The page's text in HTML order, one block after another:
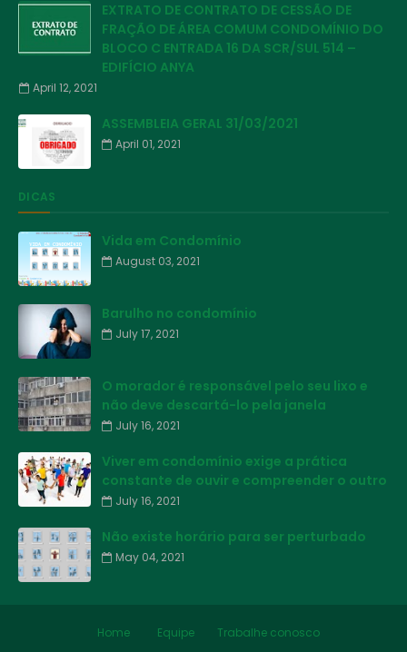
EXTRATO DE CONTRATO DE CESSÃO DE
FRAÇÃO DE ÁREA COMUM CONDOMÍNIO DO
BLOCO C ENTRADA 16 DA SCR/SUL 514 –
EDIFÍCIO ANYA
April 12, 2021
ASSEMBLEIA GERAL 31/03/2021
April 01, 2021
DICAS
Vida em Condomínio
August 03, 2021
Barulho no condomínio
July 17, 2021
O morador é responsável pelo seu lixo e
não deve descartá-lo pela janela
July 16, 2021
Viver em condomínio exige a prática
constante de ouvir e compreender o outro
July 16, 2021
Não existe horário para ser perturbado
May 04, 2021
Home Equipe Trabalhe conosco